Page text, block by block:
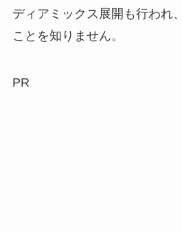
ディアミックス展開も行われ
ことを知りません。
PR